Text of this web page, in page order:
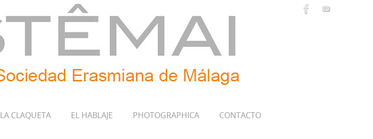
LA CLAQUETA EL HABLAJE PHOTOGRAPHICA CONTACTO